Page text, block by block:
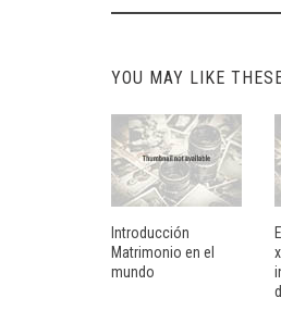
YOU MAY LIKE
Introducción
Matrimonio en el
mundo